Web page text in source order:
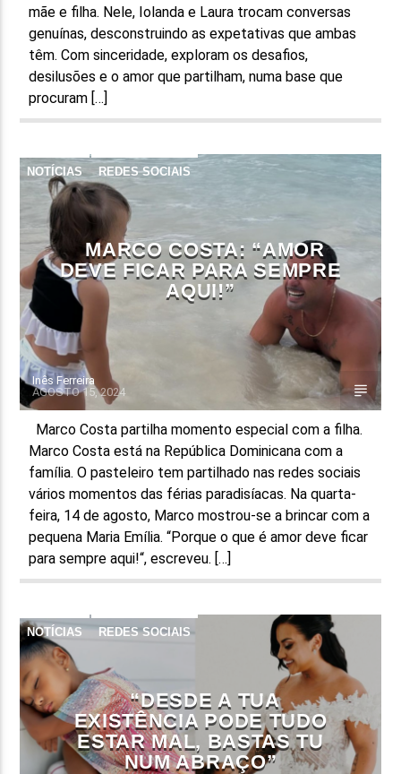
mãe e filha. Nele, Iolanda e Laura trocam conversas
genuínas, desconstruindo as expetativas que ambas
têm. Com sinceridade, exploram os desafios,
desilusões e o amor que partilham, numa base que
procuram […]
NOTÍCIAS REDES SOCIAIS
MARCO COSTA: “AMOR
DEVE FICAR PARA SEMPRE
AQUI!”
Inês Ferreira
AGOSTO 15, 2024
Marco Costa partilha momento especial com a filha.
Marco Costa está na República Dominicana com a
família. O pasteleiro tem partilhado nas redes sociais
vários momentos das férias paradisíacas. Na quarta-
feira, 14 de agosto, Marco mostrou-se a brincar com a
pequena Maria Emília. “Porque o que é amor deve ficar
para sempre aqui!“, escreveu. […]
NOTÍCIAS REDES SOCIAIS
“DESDE A TUA
EXISTÊNCIA PODE TUDO
ESTAR MAL, BASTAS TU
NUM ABRAÇO”